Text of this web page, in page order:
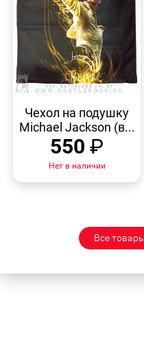
ПРОСМОТР
Чехол на подушку
Michael Jackson (в...
550 ₽
Нет в наличии
Все